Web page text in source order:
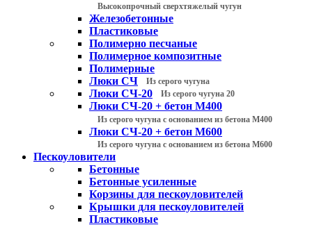
Высокопрочный сверхтяжелый чугун
Железобетонные
Пластиковые
Полимерно песчаные
Полимерное композитные
Полимерные
Люки СЧ
Из серого чугуна
Люки СЧ-20 Из серого чугуна 20
Люки СЧ-20 + бетон М400
Из серого чугуна с основанием из бетона М400
Люки СЧ-20 + бетон М600
Из серого чугуна с основанием из бетона М600
Пескоуловители
Бетонные
Бетонные усиленные
Корзины для пескоуловителей
Крышки для пескоуловителей
Пластиковые